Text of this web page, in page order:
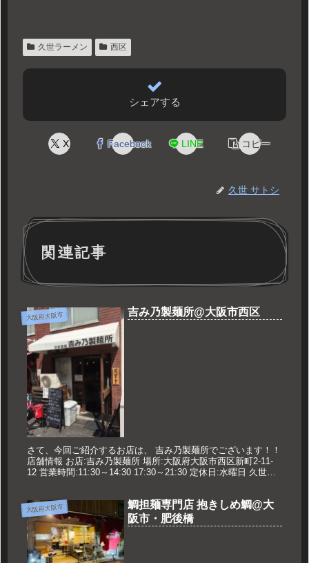
久世ラーメン 西区
シェアする
X Facebook LINE コピー
久世 サトシ
関連記事
大阪府大阪市 吉み乃製麺所@大阪市西区
さて、今回ご紹介するお店は、 吉み乃製麺所でございます！！
店舗情報 お店:吉み乃製麺所 場所:大阪府大阪市西区新町2-11-
12 営業時間:11:30～14:30 17:30～21:30 定休日:水曜日 久世の
大阪府大阪市
鯛担麺専門店 抱きしめ鯛@大
阪市・肥後橋